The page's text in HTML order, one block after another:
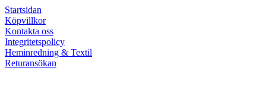
Startsidan
Köpvillkor
Kontakta oss
Integritetspolicy
Heminredning & Textil
Returansökan